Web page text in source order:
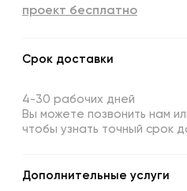
проект бесплатно
Срок доставки
4-30 рабочих дней
Вы можете позвонить нам
чтобы узнать точный срок
Дополнительные услуги